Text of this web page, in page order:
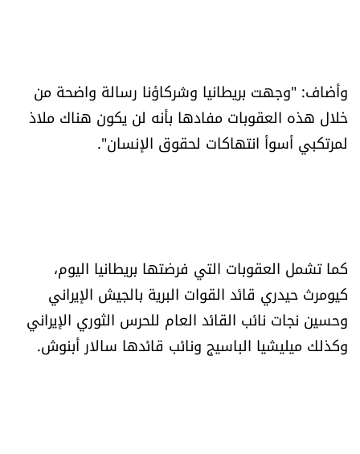
فيديو
شروط الاستخدام
شروط الإشتراك
Digital solutions by
وأضاف: "وجهت بريطانيا وشركاؤنا رسالة واضحة من
خلال هذه العقوبات مفادها بأنه لن يكون هناك ملاذ
لمرتكبي أسوأ انتهاكات لحقوق الإنسان".
كما تشمل العقوبات التي فرضتها بريطانيا اليوم،
كيومرث حيدري قائد القوات البرية بالجيش الإيراني
وحسين نجات نائب القائد العام للحرس الثوري الإيراني
وكذلك ميليشيا الباسيج ونائب قائدها سالار أبنوش.